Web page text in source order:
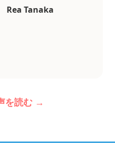
Rea Tanaka
を読む →